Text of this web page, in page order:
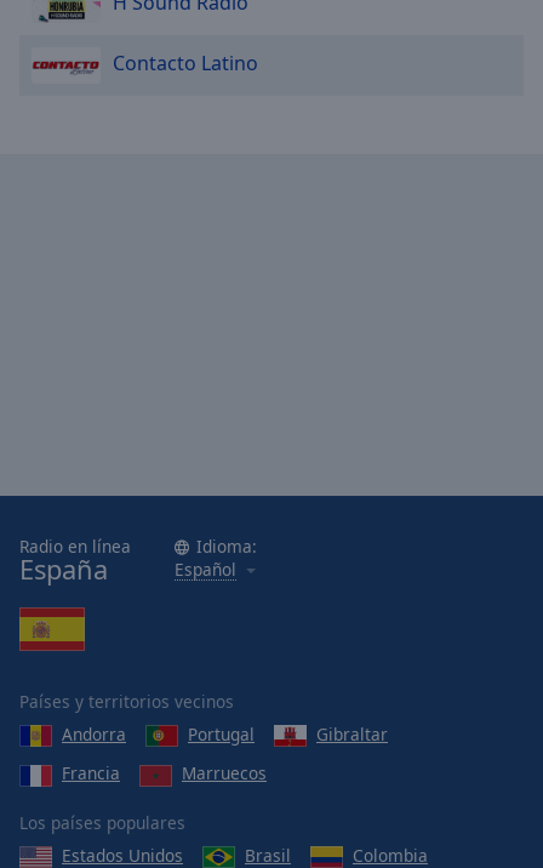
Contacto Latino
Radio en línea
España
Idioma:
Español
Países y territorios vecinos
Andorra
Portugal
Gibraltar
Francia
Marruecos
Los países populares
Estados Unidos
Brasil
Colombia